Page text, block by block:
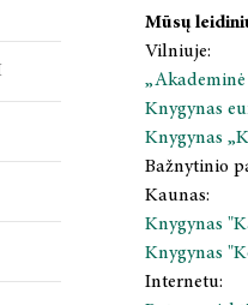
Mūsų
Vilniuje:
„Akademinė
Knygynas
Knygynas
Bažnytinio
Kaunas:
Knygynas
Knygynas
Internetu: